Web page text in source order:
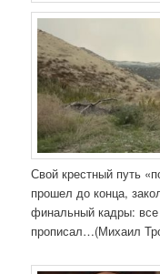
Свой крестный путь
прошел до конца,
финальный кадры: все
прописал…(Михаил